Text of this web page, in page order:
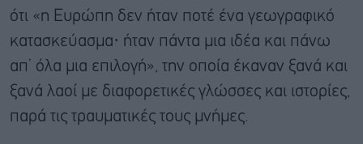
ότι «η Ευρώπη δεν ήταν ποτέ ένα γεωγραφικό
κατασκεύασμα· ήταν πάντα μια ιδέα και πάνω
απ’ όλα μια επιλογή», την οποία έκαναν ξανά και
ξανά λαοί με διαφορετικές γλώσσες και ιστορίες,
παρά τις τραυματικές τους μνήμες.